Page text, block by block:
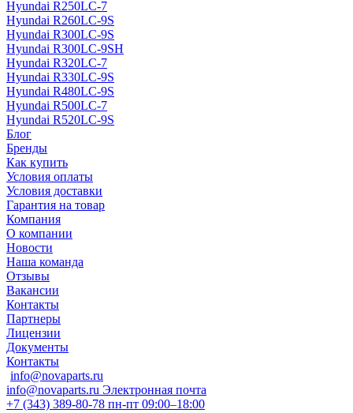
Hyundai R250LC-7
Hyundai R260LC-9S
Hyundai R300LC-9S
Hyundai R300LC-9SH
Hyundai R320LC-7
Hyundai R330LC-9S
Hyundai R480LC-9S
Hyundai R500LC-7
Hyundai R520LC-9S
Блог
Бренды
Как купить
Условия оплаты
Условия доставки
Гарантия на товар
Компания
О компании
Новости
Наша команда
Отзывы
Вакансии
Контакты
Партнеры
Лицензии
Документы
Контакты
info@novaparts.ru
info@novaparts.ru Электронная почта
+7 (343) 389-80-78 пн-пт 09:00–18:00